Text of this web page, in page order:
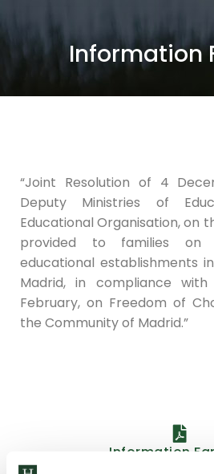
Information
“Joint Resolution of 4
Deputy Ministries of
Educational Organisation, on
provided to families
educational establishments
Madrid, in compliance with
February, on Freedom of
the Community of Madrid.”
Information